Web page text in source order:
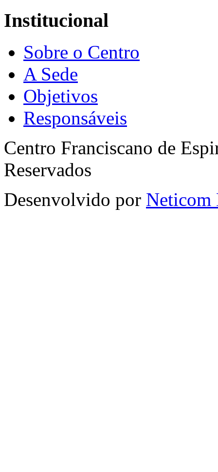
Institucional
Sobre o Centro
A Sede
Objetivos
Responsáveis
Centro Franciscano de
Reservados
Desenvolvido por Neticom